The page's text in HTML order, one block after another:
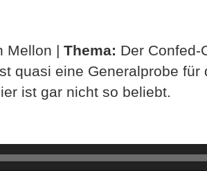
Mellon | Thema: Der Confed-
quasi eine Generalprobe
ist gar nicht so beliebt.